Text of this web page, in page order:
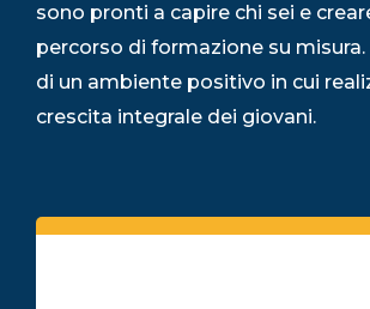
sono pronti a capire chi sei e
percorso di formazione su misura.
di un ambiente positivo in cui
crescita integrale dei giovani.